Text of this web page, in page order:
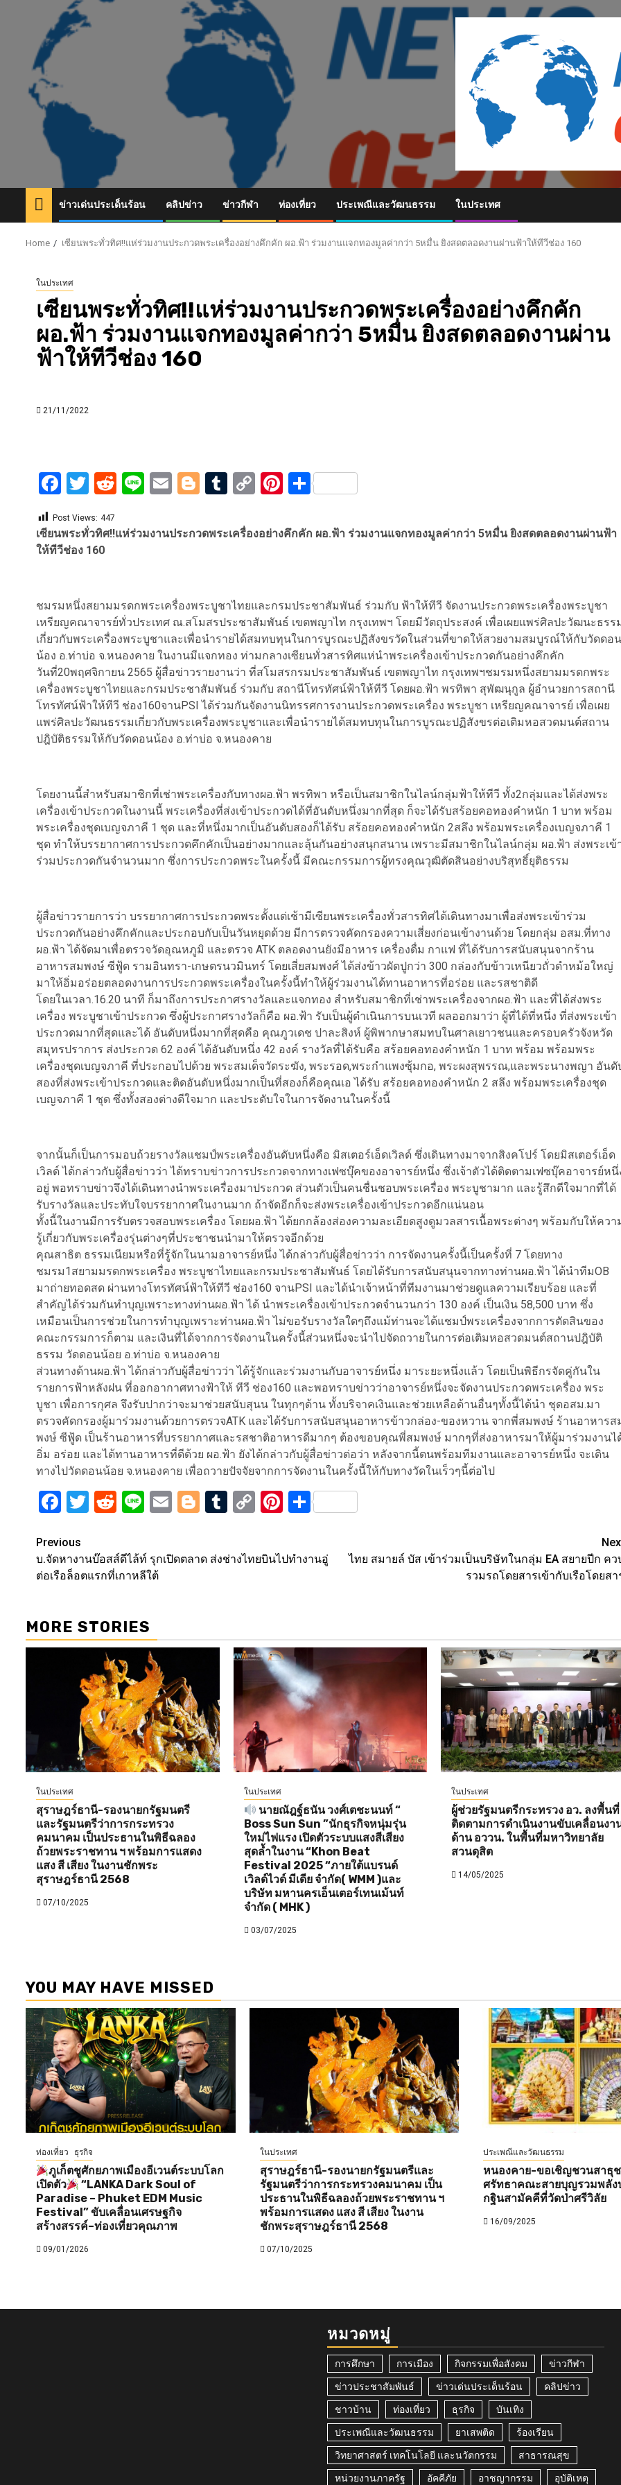
ข่าวเด่นประเด็นร้อน คลิปข่าว ข่าวกีฬา ท่องเที่ยว ประเพณีและวัฒนธรรม ในประเทศ
Home เซียนพระทั่วทิศ!!แห่ร่วมงานประกวดพระเครื่องอย่างคึกคัก ผอ.ฟ้า ร่วมงานแจกทองมูลค่ากว่า 5หมื่น ยิงสดตลอดงานผ่านฟ้าให้ทีวีช่อง 160
ในประเทศ
เซียนพระทั่วทิศ!!แห่ร่วมงานประกวดพระเครื่องอย่างคึกคัก
ผอ.ฟ้า ร่วมงานแจกทองมูลค่ากว่า 5หมื่น ยิงสดตลอดงานผ่าน
ฟ้าให้ทีวีช่อง 160
21/11/2022
Facebook
Twitter
Reddit
LineEmailBlogger
Tumblr
CopyPinterest
Share
Post Views: 447
เซียนพระทั่วทิศ!!แห่ร่วมงานประกวดพระเครื่องอย่างคึกคัก ผอ.ฟ้า ร่วมงานแจกทองมูลค่ากว่า 5หมื่น ยิงสดตลอดงานผ่านฟ้า
ให้ทีวีช่อง 160
ชมรมหนึ่งสยามมรดกพระเครื่องพระบูชาไทยและกรมประชาสัมพันธ์ ร่วมกับ ฟ้าให้ทีวี จัดงานประกวดพระเครื่องพระบูชา
เหรียญคณาจารย์ทั่วประเทศ ณ.สโมสรประชาสัมพันธ์ เขตพญาไท กรุงเทพฯ โดยมีวัตถุประสงค์ เพื่อเผยแพร่ศิลปะวัฒนะธรร
เกี่ยวกับพระเครื่องพระบูชาและเพื่อนำรายได้สมทบทุนในการบูรณะปฏิสังขรวัดในส่วนที่ขาดให้สวยงามสมบูรณ์ให้กับวัดดอน
น้อง อ.ท่าบ่อ จ.หนองคาย ในงานมีแจกทอง ท่ามกลางเซียนทั่วสารทิศแห่นำพระเครื่องเข้าประกวดกันอย่างคึกคัก
วันที่20พฤศจิกายน 2565 ผู้สื่อข่าวรายงานว่า ที่สโมสรกรมประชาสัมพันธ์ เขตพญาไท กรุงเทพฯชมรมหนึ่งสยามมรดกพระ
เครื่องพระบูชาไทยและกรมประชาสัมพันธ์ ร่วมกับ สถานีโทรทัศน์ฟ้าให้ทีวี โดยผอ.ฟ้า พรทิพา สุพัฒนุกูล ผู้อำนวยการสถานี
โทรทัศน์ฟ้าให้ทีวี ช่อง160จานPSI ได้ร่วมกันจัดงานนิทรรศการงานประกวดพระเครื่อง พระบูชา เหรียญคณาจารย์ เพื่อเผย
แพร่ศิลปะวัฒนธรรมเกี่ยวกับพระเครื่องพระบูชาและเพื่อนำรายได้สมทบทุนในการบูรณะปฏิสังขรต่อเติมหอสวดมนต์สถาน
ปฎิบัติธรรมให้กับวัดดอนน้อง อ.ท่าบ่อ จ.หนองคาย
โดยงานนี้สำหรับสมาชิกที่เช่าพระเครื่องกับทางผอ.ฟ้า พรทิพา หรือเป็นสมาชิกในไลน์กลุ่มฟ้าให้ทีวี ทั้ง2กลุ่มและได้ส่งพระ
เครื่องเข้าประกวดในงานนี้ พระเครื่องที่ส่งเข้าประกวดได้ที่อันดับหนึ่งมากที่สุด ก็จะได้รับสร้อยคอทองคำหนัก 1 บาท พร้อม
พระเครื่องชุดเบญจภาคี 1 ชุด และที่หนึ่งมากเป็นอันดับสองก็ได้รับ สร้อยคอทองคำหนัก 2สลึง พร้อมพระเครื่องเบญจภาคี 1
ชุด ทำให้บรรยากาศการประกวดคึกคักเป็นอย่างมากและลุ้นกันอย่างสนุกสนาน เพราะมีสมาชิกในไลน์กลุ่ม ผอ.ฟ้า ส่งพระเข้
ร่วมประกวดกันจำนวนมาก ซึ่งการประกวดพระในครั้งนี้ มีคณะกรรมการผู้ทรงคุณวุฒิตัดสินอย่างบริสุทธิ์ยุติธรรม
ผู้สื่อข่าวรายการว่า บรรยากาศการประกวดพระตั้งแต่เช้ามีเซียนพระเครื่องทั่วสารทิศได้เดินทางมาเพื่อส่งพระเข้าร่วม
ประกวดกันอย่างคึกคักและประกอบกับเป็นวันหยุดด้วย มีการตรวจคัดกรองความเสี่ยงก่อนเข้างานด้วย โดยกลุ่ม อสม.ที่ทาง
ผอ.ฟ้า ได้จัดมาเพื่อตรวจวัดอุณหภูมิ และตรวจ ATK ตลอดงานยังมีอาหาร เครื่องดื่ม กาแฟ ที่ได้รับการสนับสนุนจากร้าน
อาหารสมพงษ์ ซีฟู้ด รามอินทรา-เกษตรนวมินทร์ โดยเสี่ยสมพงศ์ ได้ส่งข้าวผัดปูกว่า 300 กล่องกับข้าวเหนียวถั่วดำหม้อใหญ่
มาให้อิ่มอร่อยตลอดงานการประกวดพระเครื่องในครั้งนี้ทำให้ผู้ร่วมงานได้ทานอาหารที่อร่อย และรสชาติดี
โดยในเวลา.16.20 นาที ก็มาถึงการประกาศรางวัลและแจกทอง สำหรับสมาชิกที่เช่าพระเครื่องจากผอ.ฟ้า และที่ได้ส่งพระ
เครื่อง พระบูชาเข้าประกวด ซึ่งผู้ประกาศรางวัลก็คือ ผอ.ฟ้า รับเป็นผู้ดำเนินการบนเวที ผลออกมาว่า ผู้ที่ได้ที่หนึ่ง ที่ส่งพระเข้า
ประกวดมากที่สุดและได้ อันดับหนึ่งมากที่สุดคือ คุณภูวเดช ปาละสิงห์ ผู้พิพากษาสมทบในศาลเยาวชนและครอบครัวจังหวัด
สมุทรปราการ ส่งประกวด 62 องค์ ได้อันดับหนึ่ง 42 องค์ รางวัลที่ได้รับคือ สร้อยคอทองคำหนัก 1 บาท พร้อม พร้อมพระ
เครื่องชุดเบญจภาคี ที่ประกอบไปด้วย พระสมเด็จวัดระฆัง, พระรอด,พระกำแพงซุ้มกอ, พระผงสุพรรณ,และพระนางพญา อันดั
สองที่ส่งพระเข้าประกวดและติดอันดับหนึ่งมากเป็นที่สองก็คือคุณเอ ได้รับ สร้อยคอทองคำหนัก 2 สลึง พร้อมพระเครื่องชุด
เบญจภาคี 1 ชุด ซึ่งทั้งสองต่างดีใจมาก และประดับใจในการจัดงานในครั้งนี้
จากนั้นก็เป็นการมอบถ้วยรางวัลแชมป์พระเครื่องอันดับหนึ่งคือ มิสเตอร์เอ็ดเวิลด์ ซึ่งเดินทางมาจากสิงคโปร์ โดยมิสเตอร์เอ็ด
เวิลด์ ได้กล่าวกับผู้สื่อข่าวว่า ได้ทราบข่าวการประกวดจากทางเฟซบุ๊คของอาจารย์หนึ่ง ซึ่งเจ้าตัวได้ติดตามเฟซบุ๊คอาจารย์หนึ่
อยู่ พอทราบข่าวจึงได้เดินทางนำพระเครื่องมาประกวด ส่วนตัวเป็นคนชื่นชอบพระเครื่อง พระบูชามาก และรู้สึกดีใจมากที่ได้
รับรางวัลและประทับใจบรรยากาศในงานมาก ถ้าจัดอีกก็จะส่งพระเครื่องเข้าประกวดอีกแน่นอน
ทั้งนี้ในงานมีการรับตรวจสอบพระเครื่อง โดยผอ.ฟ้า ได้ยกกล้องส่องความละเอียดสูงดูมวลสารเนื้อพระต่างๆ พร้อมกับให้ควา
รู้เกี่ยวกับพระเครื่องรุ่นต่างๆที่ประชาชนนำมาให้ตรวจอีกด้วย
คุณสาธิต ธรรมเนียมหรือที่รู้จักในนามอาจารย์หนึ่ง ได้กล่าวกับผู้สื่อข่าวว่า การจัดงานครั้งนี้เป็นครั้งที่ 7 โดยทาง
ชมรม1สยามมรดกพระเครื่อง พระบูชาไทยและกรมประชาสัมพันธ์ โดยได้รับการสนับสนุนจากทางท่านผอ.ฟ้า ได้นำทีมOB
มาถ่ายทอดสด ผ่านทางโทรทัศน์ฟ้าให้ทีวี ช่อง160 จานPSI และได้นำเจ้าหน้าที่ทีมงานมาช่วยดูแลความเรียบร้อย และที่
สำคัญได้ร่วมกันทำบุญเพราะทางท่านผอ.ฟ้า ได้ นำพระเครื่องเข้าประกวดจำนวนกว่า 130 องค์ เป็นเงิน 58,500 บาท ซึ่ง
เหมือนเป็นการช่วยในการทำบุญเพราะท่านผอ.ฟ้า ไม่ขอรับรางวัลใดๆถึงแม้ท่านจะได้แชมป์พระเครื่องจากการตัดสินของ
คณะกรรมการก็ตาม และเงินที่ได้จากการจัดงานในครั้งนี้ส่วนหนึ่งจะนำไปจัดถวายในการต่อเติมหอสวดมนต์สถานปฎิบัติ
ธรรม วัดดอนน้อย อ.ท่าบ่อ จ.หนองคาย
ส่วนทางด้านผอ.ฟ้า ได้กล่าวกับผู้สื่อข่าวว่า ได้รู้จักและร่วมงานกับอาจารย์หนึ่ง มาระยะหนึ่งแล้ว โดยเป็นพิธีกรจัดคู่กันใน
รายการฟ้าหลังฝน ที่ออกอากาศทางฟ้าให้ ทีวี ช่อง160 และพอทราบข่าวว่าอาจารย์หนึ่งจะจัดงานประกวดพระเครื่อง พระ
บูชา เพื่อการกุศล จึงรับปากว่าจะมาช่วยสนับสุนน ในทุกๆด้าน ทั้งบริจาคเงินและช่วยเหลือด้านอื่นๆทั้งนี้ได้นำ ชุดอสม.มา
ตรวจคัดกรองผู้มาร่วมงานด้วยการตรวจATK และได้รับการสนับสนุนอาหารข้าวกล่อง-ของหวาน จากพี่สมพงษ์ ร้านอาหารส
พงษ์ ซีฟู้ด เป็นร้านอาหารที่บรรยากาศและรสชาติอาหารดีมากๆ ต้องขอบคุณพี่สมพงษ์ มากๆที่ส่งอาหารมาให้ผู้มาร่วมงานไ
อิ่ม อร่อย และได้ทานอาหารที่ดีด้วย ผอ.ฟ้า ยังได้กล่าวกับผู้สื่อข่าวต่อว่า หลังจากนี้ตนพร้อมทีมงานและอาจารย์หนึ่ง จะเดิน
ทางไปวัดดอนน้อย จ.หนองคาย เพื่อถวายปัจจัยจากการจัดงานในครั้งนี้ให้กับทางวัดในเร็วๆนี้ต่อไป
Facebook
Twitter
Reddit
LineEmailBlogger
Tumblr
CopyPinterest
Share
Post
navigation
Previous
บ.จัดหางานบ๊อสส์ดีไล้ท์ รุกเปิดตลาด ส่งช่างไทยบินไปทำงานอู่
ต่อเรือล็อตแรกที่เกาหลีใต้
ไทย สมายล์ บัส เข้าร่วมเป็นบริษัทในกลุ่ม EA สยายปีก คว
รวมรถโดยสารเข้ากับเรือโดยสา
MORE STORIES
ในประเทศ
สุราษฎร์ธานี-รองนายกรัฐมนตรี
และรัฐมนตรีว่าการกระทรวง
คมนาคม เป็นประธานในพิธีฉลอง
ถ้วยพระราชทาน ฯ พร้อมการแสดง
แสง สี เสียง ในงานชักพระ
สุราษฎร์ธานี 2568
07/10/2025
ในประเทศ
นายณัฎฐ์ธนัน วงศ์เตชะนนท์ “
Boss Sun Sun ”นักธุรกิจหนุ่มรุ่น
ใหม่ไฟแรง เปิดตัวระบบแสงสีเสียง
สุดล้ำในงาน “Khon Beat
Festival 2025 “ภายใต้แบรนด์
เวิลด์ไวด์ มีเดีย จำกัด( WMM )และ
บริษัท มหานครเอ็นเตอร์เทนเม้นท์
จำกัด ( MHK )
03/07/2025
ในประเทศ
ผู้ช่วยรัฐมนตรีกระทรวง อว. ลงพื้นที่
ติดตามการดำเนินงานขับเคลื่อนงา
ด้าน อววน. ในพื้นที่มหาวิทยาลัย
สวนดุสิต
14/05/2025
YOU MAY HAVE MISSED
ท่องเที่ยว ธุรกิจ
ภูเก็ตชูศักยภาพเมืองอีเวนต์ระบบโลก
เปิดตัว
“LANKA Dark Soul of
Paradise – Phuket EDM Music
Festival” ขับเคลื่อนเศรษฐกิจ
สร้างสรรค์–ท่องเที่ยวคุณภาพ
09/01/2026
ในประเทศ
สุราษฎร์ธานี-รองนายกรัฐมนตรีและ
รัฐมนตรีว่าการกระทรวงคมนาคม เป็น
ประธานในพิธีฉลองถ้วยพระราชทาน ฯ
พร้อมการแสดง แสง สี เสียง ในงาน
ชักพระสุราษฎร์ธานี 2568
07/10/2025
ประเพณีและวัฒนธรรม
หนองคาย-ขอเชิญชวนสาธุ
ศรัทธาคณะสายบุญรวมพลั
กฐินสามัคคีที่วัดป่าศรีวิลัย
16/09/2025
หมวดหมู่
การศึกษา การเมือง กิจกรรมเพื่อสังคม ข่าวกีฬา
ข่าวประชาสัมพันธ์ ข่าวเด่นประเด็นร้อน คลิปข่าว
ชาวบ้าน ท่องเที่ยว ธุรกิจ บันเทิง
ประเพณีและวัฒนธรรม ยาเสพติด ร้องเรียน
วิทยาศาสตร์ เทคโนโลยี และนวัตกรรม สาธารณสุข
หน่วยงานภาครัฐ อัคคีภัย อาชญากรรม อุบัติเหตุ